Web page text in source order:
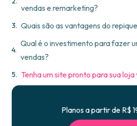
vendas e remarketing?
Quais são as vantagens do
Qual é o investimento para fazer
vendas?
Tenha um site pronto para sua loja
Planos a partir de R$